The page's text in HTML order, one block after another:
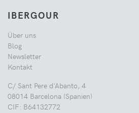
IBERGOUR
Über uns
Blog
Newsletter
Kontakt
C/ Sant Pere d'Abanto, 4
08014 Barcelona (Spanien)
CIF: B64132772